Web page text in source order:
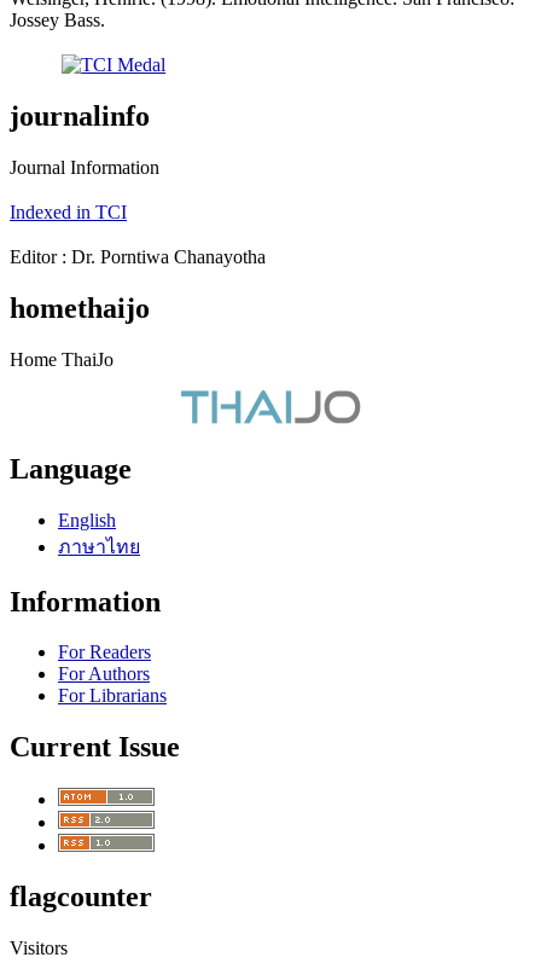
Jossey Bass.
journalinfo
Journal Information
Indexed in TCI
Editor : Dr. Porntiwa Chanayotha
homethaijo
Home ThaiJo
Language
English
ภาษาไทย
Information
For Readers
For Authors
For Librarians
Current Issue
flagcounter
Visitors